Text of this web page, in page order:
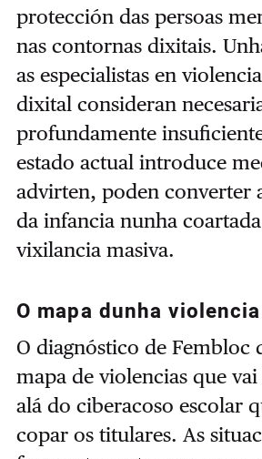
protección das persoas
nas contornas dixitais.
as especialistas en
dixital consideran
profundamente
estado actual introduce
advirten, poden converter
da infancia nunha
vixilancia masiva.
O mapa dunha
O diagnóstico de Fembloc
mapa de violencias que
alá do ciberacoso escolar
copar os titulares. As